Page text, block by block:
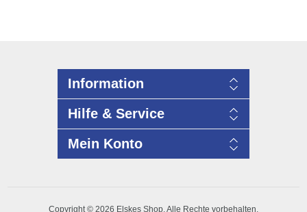
Information
Hilfe & Service
Mein Konto
Copyright © 2026 Elskes Shop. Alle Rechte vorbehalten.